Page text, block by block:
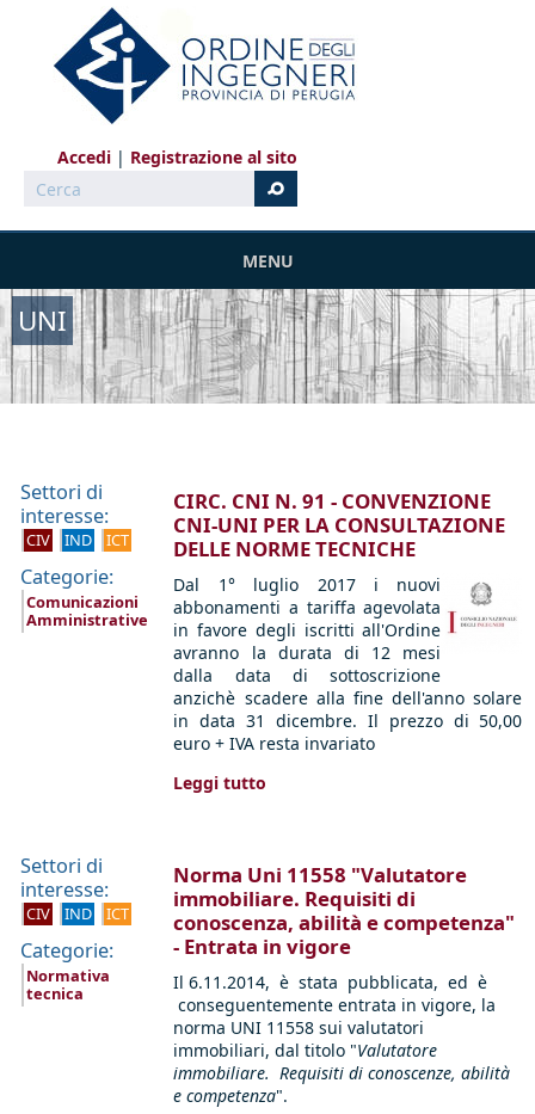
Salta al contenuto principale
Accedi
Registrazione al sito
Cerca
MENU
UNI
Settori di
interesse:
CIV IND ICT
Categorie:
Comunicazioni
Amministrative
CIRC. CNI N. 91 - CONVENZIONE
CNI-UNI PER LA CONSULTAZIONE
DELLE NORME TECNICHE
Dal 1° luglio 2017 i nuovi
abbonamenti a tariffa agevolata
in favore degli iscritti all'Ordine
avranno la durata di 12 mesi
dalla data di sottoscrizione
anzichè scadere alla fine dell'anno solare
in data 31 dicembre. Il prezzo di 50,00
euro + IVA resta invariato
Leggi tutto
Settori di
interesse:
CIV IND ICT
Categorie:
Normativa
tecnica
Norma Uni 11558 "Valutatore
immobiliare. Requisiti di
conoscenza, abilità e competenza"
- Entrata in vigore
Il 6.11.2014, è stata pubblicata, ed è
conseguentemente entrata in vigore, la
norma UNI 11558 sui valutatori
immobiliari, dal titolo "Valutatore
immobiliare. Requisiti di conoscenze, abilità
e competenza".